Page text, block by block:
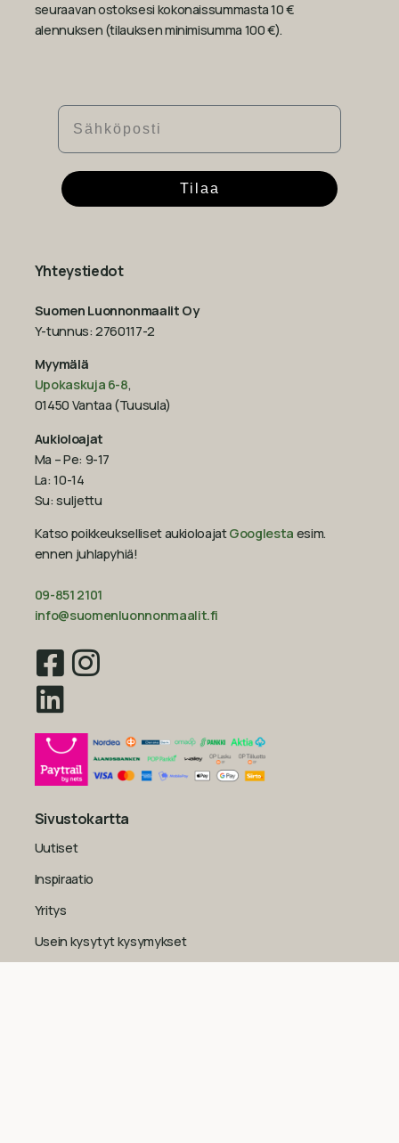
seuraavan ostoksesi kokonaissummasta 10 €
alennuksen (tilauksen minimisumma 100 €).
Sähköposti
Tilaa
Yhteystiedot
Suomen Luonnonmaalit Oy
Y-tunnus: 2760117-2
Myymälä
Upokaskuja 6-8,
01450 Vantaa (Tuusula)
Aukioloajat
Ma – Pe: 9-17
La: 10-14
Su: suljettu
Katso poikkeukselliset aukioloajatGooglesta esim.
ennen juhlapyhiä!‍
09-851 2101
info@suomenluonnonmaalit.fi
Sivustokartta
Uutiset
Inspiraatio
Yritys
Usein kysytyt kysymykset